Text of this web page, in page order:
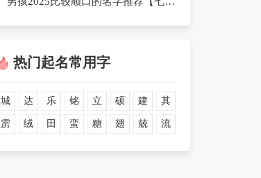
热门起名常用字
城 达 乐 铭 立 硕 建 其
雳 绒 田 蛮 糖 翅 兢 流